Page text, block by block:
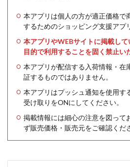
本アプリは個人の方が適正価格で
するためのショッピング支援アプ
本アプリやWEBサイトに掲載し
目的で利用することを固く禁止い
本アプリが配信する入荷情報・在
証するものではありません。
本アプリはプッシュ通知を使用す
受け取りをONにしてください。
掲載情報には細心の注意を図って
ず販売価格・販売元をご確認くだ